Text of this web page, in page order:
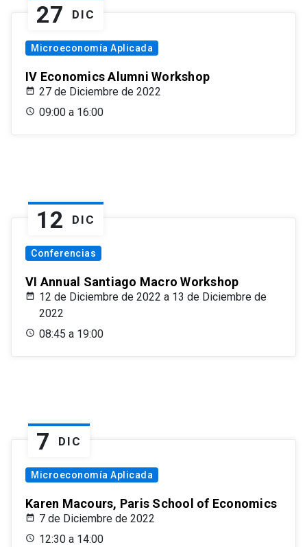
27 DIC
Microeconomía Aplicada
IV Economics Alumni Workshop
27 de Diciembre de 2022
09:00 a 16:00
12 DIC
Conferencias
VI Annual Santiago Macro Workshop
12 de Diciembre de 2022 a 13 de Diciembre de
2022
08:45 a 19:00
7 DIC
Microeconomía Aplicada
Karen Macours, Paris School of Economics
7 de Diciembre de 2022
12:30 a 14:00